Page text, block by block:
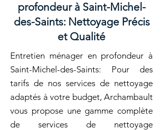
profondeur à Saint-Michel-
des-Saints: Nettoyage Précis
et Qualité
Entretien ménager en profondeur à
Saint-Michel-des-Saints: Pour des
tarifs de nos services de nettoyage
adaptés à votre budget, Archambault
vous propose une gamme complète
de services de nettoyage